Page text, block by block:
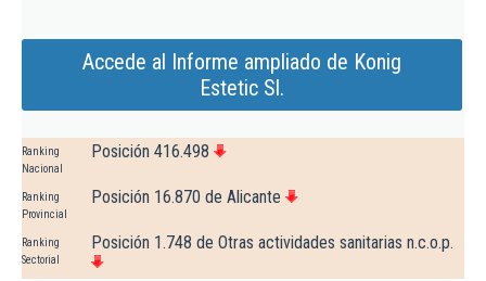
Accede al Informe ampliado de Konig
Estetic Sl.
Ranking
Nacional
Posición 416.498
Ranking
Provincial
Posición 16.870 de Alicante
Ranking
Sectorial
Posición 1.748 de Otras actividades sanitarias n.c.o.p.